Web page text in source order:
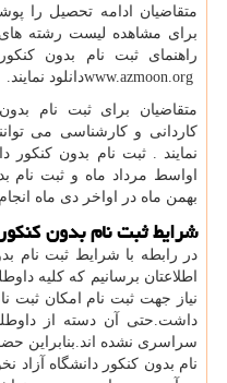
متقاضیان ادامه تحصیل را
برای مشاهده لیست رشته های
راهنمای ثبت نام بدون
www.azmoon.orgدانلود نمایند.
متقاضیان برای ثبت نام
کاردانی و کارشناسی می
نمایند . ثبت نام بدون کنکور
اواسط مرداد ماه و ثبت نام
بهمن ماه در اواخر دی ماه
شرایط ثبت نام بدون
در رابطه با شرایط ثبت نام
اطلاعتان برسانیم که کلیه
نیاز جهت ثبت نام امکان ثبت
داشت حتی آن دسته از
سراسری نشده اند بنابراین
نام بدون کنکور دانشگاه آزاد